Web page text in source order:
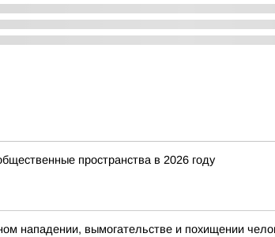
пространства в 2026 году
нападении, вымогательстве и похищении